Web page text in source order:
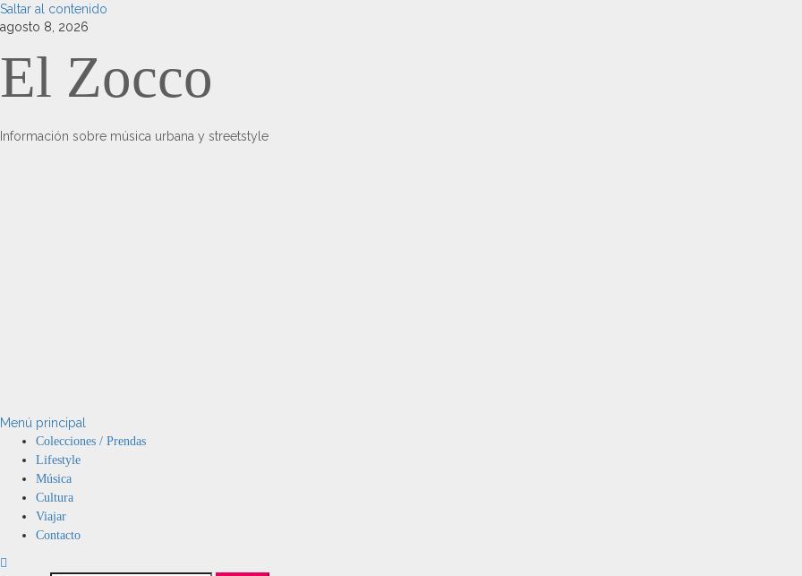
Saltar al contenido
agosto 8, 2026
El Zocco
Información sobre música urbana y streetstyle
Menú principal
Colecciones / Prendas
Lifestyle
Música
Cultura
Viajar
Contacto